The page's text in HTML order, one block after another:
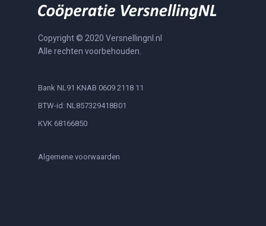
Copyright © 2020 Versnellingnl.nl
Alle rechten voorbehouden.
Bank NL91 KNAB 0609 2118 11
BTW-id: NL857329418B01
KVK 68166850
Algemene voorwaarden